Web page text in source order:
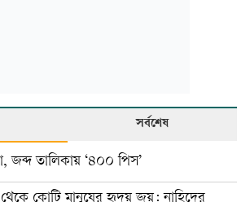
সর্বশেষ
জব্দ তালিকায় ‘৪০০ পিস’
কোটি মানুষের হৃদয় জয়: নাহিদের